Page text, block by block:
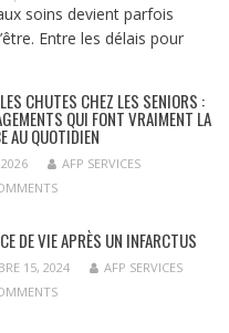
soins devient parfois
Entre les délais pour
CHUTES CHEZ LES SENIORS :
QUI FONT VRAIMENT LA
AU QUOTIDIEN
AFP SERVICES
DE VIE APRÈS UN INFARCTUS
15, 2024
AFP SERVICES